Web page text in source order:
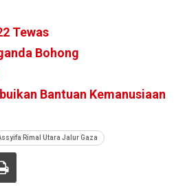
Tewas
Bohong
Bantuan Kemanusiaan
Rimal Utara Jalur Gaza